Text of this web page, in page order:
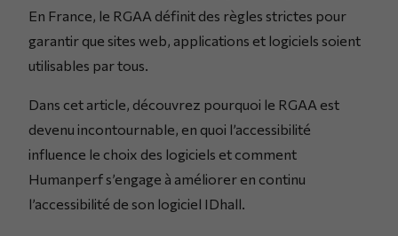
En France, le RGAA définit des règles strictes pour
garantir que sites web, applications et logiciels soient
utilisables par tous.
Dans cet article, découvrez pourquoi le RGAA est
devenu incontournable, en quoi l’accessibilité
influence le choix des logiciels et comment
Humanperf s’engage à améliorer en continu
l’accessibilité de son logiciel IDhall.